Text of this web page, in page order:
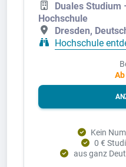
Duales Studium
Hochschule
Dresden,
Hochschule
Kein
0 €
aus ganz